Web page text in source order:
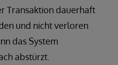
Transaktion dauerhaft
und nicht verloren
das System
abstürzt.